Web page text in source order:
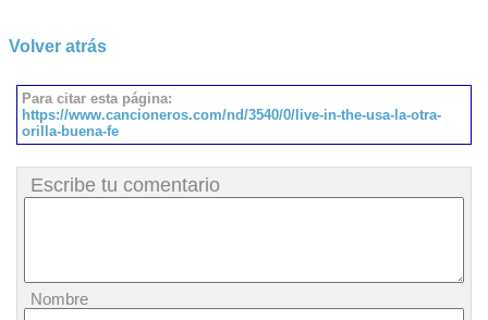
Volver atrás
Para citar esta página:
https://www.cancioneros.com/nd/3540/0/live-in-the-usa-la-otra-
orilla-buena-fe
Escribe tu comentario
Nombre